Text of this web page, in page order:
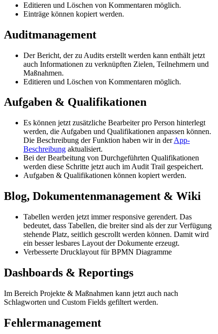
Editieren und Löschen von Kommentaren möglich.
Einträge können kopiert werden.
Auditmanagement
Der Bericht, der zu Audits erstellt werden kann enthält jetzt
auch Informationen zu verknüpften Zielen, Teilnehmern und
Maßnahmen.
Editieren und Löschen von Kommentaren möglich.
Aufgaben & Qualifikationen
Es können jetzt zusätzliche Bearbeiter pro Person hinterlegt
werden, die Aufgaben und Qualifikationen anpassen können.
Die Beschreibung der Funktion haben wir in derApp-
Beschreibung aktualisiert.
Bei der Bearbeitung von Durchgeführten Qualifikationen
werden diese Schritte jetzt auch im Audit Trail gespeichert.
Aufgaben & Qualifikationen können kopiert werden.
Blog, Dokumentenmanagement & Wiki
Tabellen werden jetzt immer responsive gerendert. Das
bedeutet, dass Tabellen, die breiter sind als der zur Verfügung
stehende Platz, seitlich gescrollt werden können. Damit wird
ein besser lesbares Layout der Dokumente erzeugt.
Verbesserte Drucklayout für BPMN Diagramme
Dashboards & Reportings
Im Bereich Projekte & Maßnahmen kann jetzt auch nach
Schlagworten und Custom Fields gefiltert werden.
Fehlermanagement